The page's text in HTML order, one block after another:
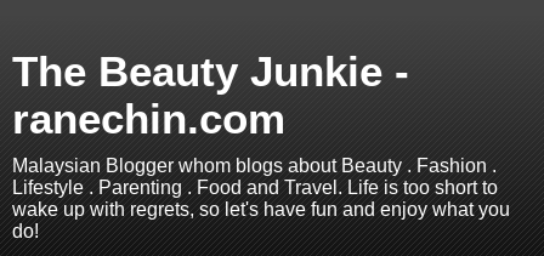
The Beauty Junkie -
ranechin.com
Malaysian Blogger whom blogs about Beauty . Fashion .
Lifestyle . Parenting . Food and Travel. Life is too short to
wake up with regrets, so let's have fun and enjoy what you
do!